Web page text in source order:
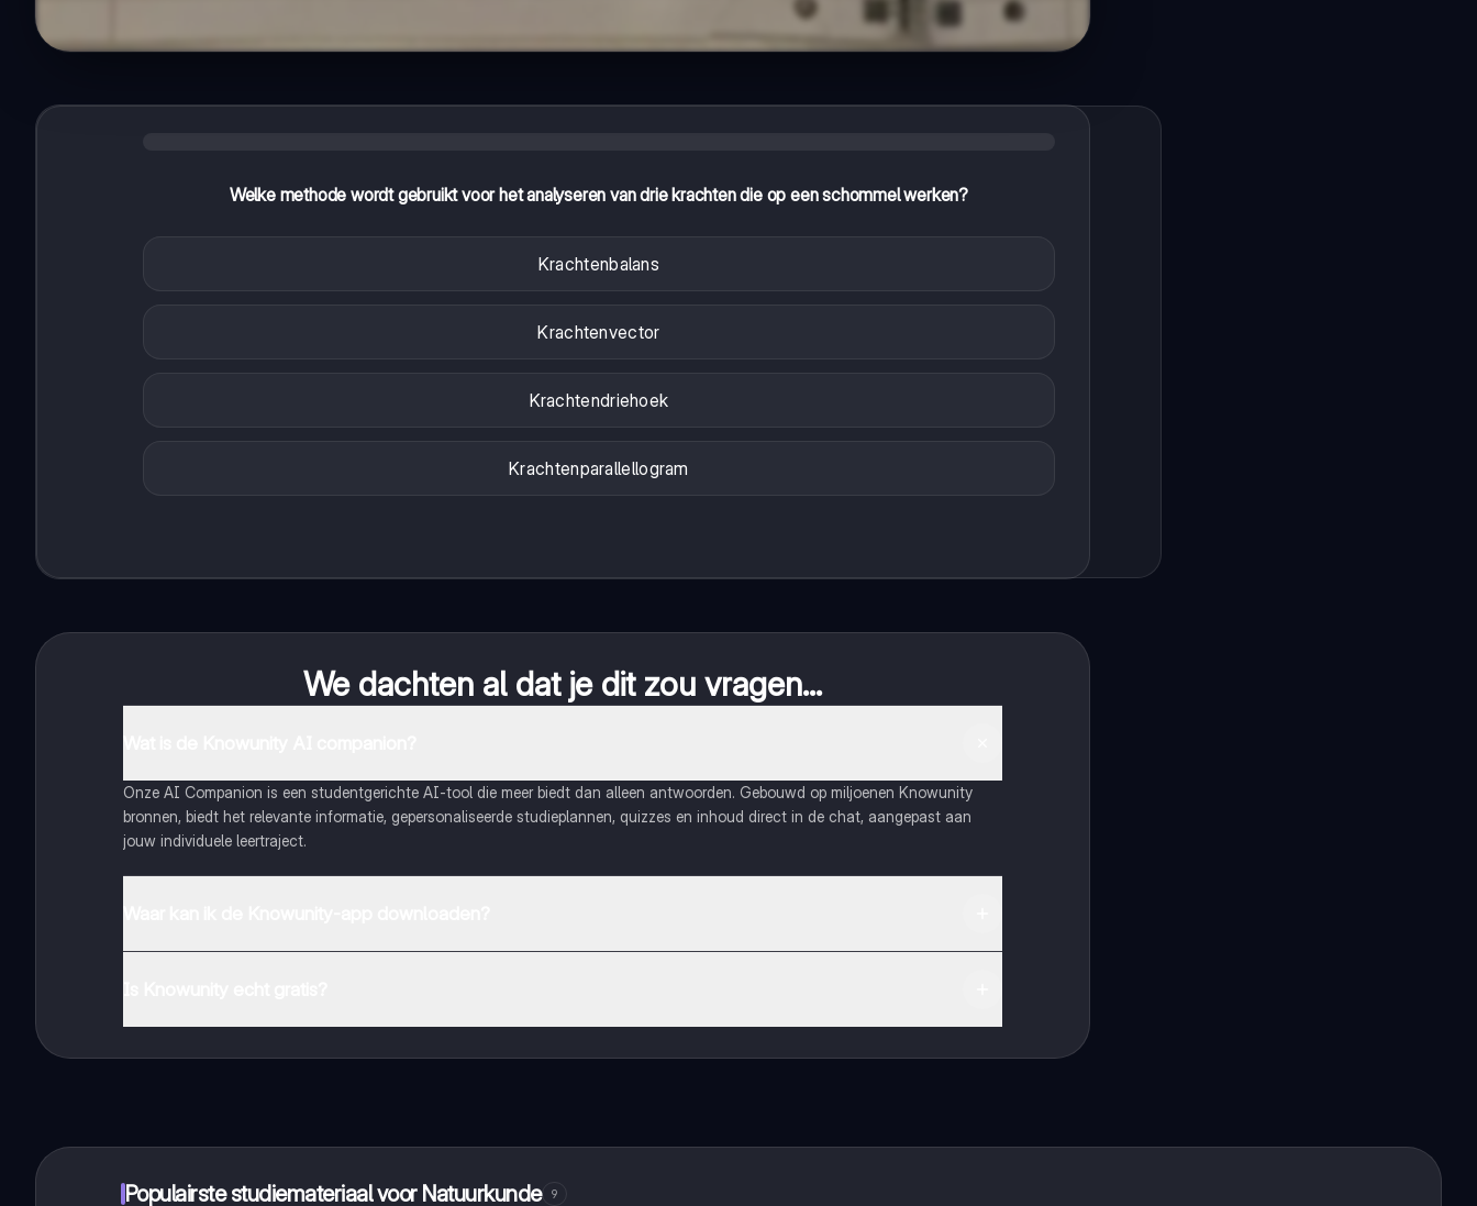
Welke methode wordt gebruikt voor het analyseren van drie krachten die op een schommel werken?
Krachtenbalans
Krachtenvector
Krachtendriehoek
Krachtenparallellogram
We dachten al dat je dit zou vragen...
Onze AI Companion is een studentgerichte AI-tool die meer biedt dan alleen antwoorden. Gebouwd op miljoenen Knowunity
bronnen, biedt het relevante informatie, gepersonaliseerde studieplannen, quizzes en inhoud direct in de chat, aangepast aan
jouw individuele leertraject.
handbereik!
Populairste studiemateriaal voor Natuurkunde 9